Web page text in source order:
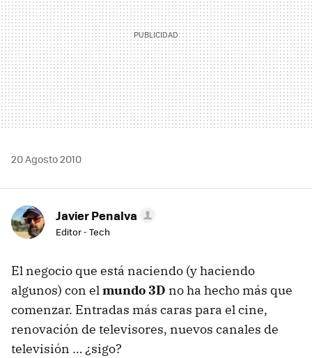
20 Agosto 2010
Javier Penalva
Editor - Tech
El negocio que está naciendo (y haciendo
algunos) con elmundo 3D no ha hecho más que
comenzar. Entradas más caras para el cine,
renovación de televisores, nuevos canales de
televisión … ¿sigo?